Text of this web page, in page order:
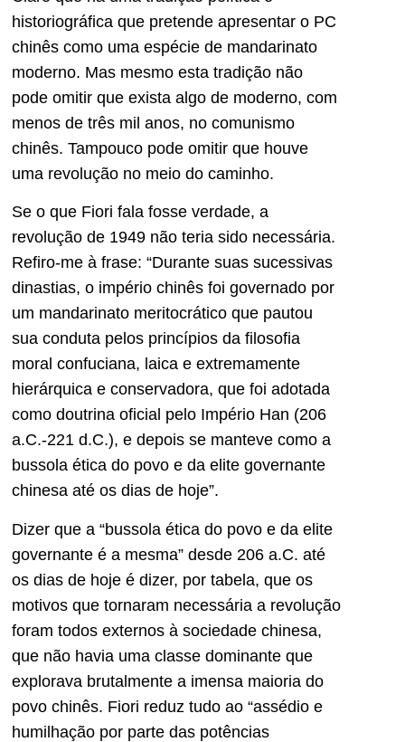
historiográfica que pretende apresentar o PC
chinês como uma espécie de mandarinato
moderno. Mas mesmo esta tradição não
pode omitir que exista algo de moderno, com
menos de três mil anos, no comunismo
chinês. Tampouco pode omitir que houve
uma revolução no meio do caminho.
Se o que Fiori fala fosse verdade, a
revolução de 1949 não teria sido necessária.
Refiro-me à frase: “Durante suas sucessivas
dinastias, o império chinês foi governado por
um mandarinato meritocrático que pautou
sua conduta pelos princípios da filosofia
moral confuciana, laica e extremamente
hierárquica e conservadora, que foi adotada
como doutrina oficial pelo Império Han (206
a.C.-221 d.C.), e depois se manteve como a
bussola ética do povo e da elite governante
chinesa até os dias de hoje”.
Dizer que a “bussola ética do povo e da elite
governante é a mesma” desde 206 a.C. até
os dias de hoje é dizer, por tabela, que os
motivos que tornaram necessária a revolução
foram todos externos à sociedade chinesa,
que não havia uma classe dominante que
explorava brutalmente a imensa maioria do
povo chinês. Fiori reduz tudo ao “assédio e
humilhação por parte das potências